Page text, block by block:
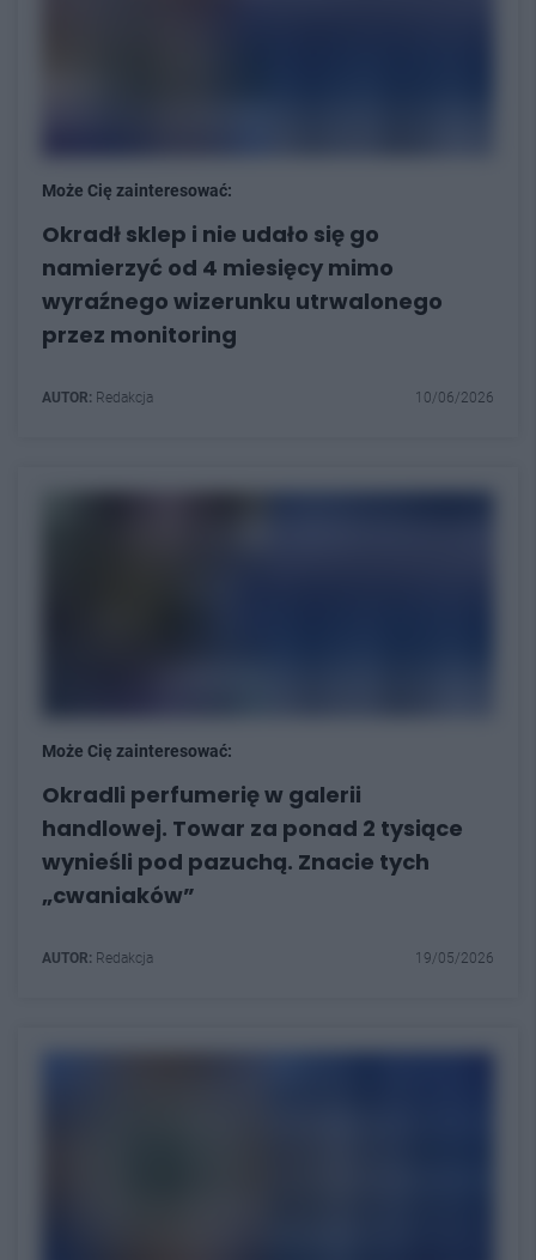
Może Cię zainteresować:
Okradł sklep i nie udało się go
namierzyć od 4 miesięcy mimo
wyraźnego wizerunku utrwalonego
przez monitoring
AUTOR: Redakcja 10/06/2026
Może Cię zainteresować:
Okradli perfumerię w galerii
handlowej. Towar za ponad 2 tysiące
wynieśli pod pazuchą. Znacie tych
„cwaniaków”
AUTOR: Redakcja 19/05/2026